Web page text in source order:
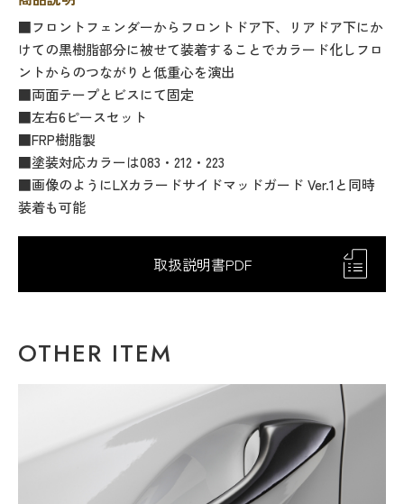
■フロントフェンダーからフロントドア下、リアドア下にか
けての黒樹脂部分に被せて装着することでカラード化しフロ
ントからのつながりと低重心を演出
■両面テープとビスにて固定
■左右6ピースセット
■FRP樹脂製
■塗装対応カラーは083・212・223
■画像のようにLXカラードサイドマッドガード Ver.1と同時
装着も可能
取扱説明書PDF
OTHER ITEM